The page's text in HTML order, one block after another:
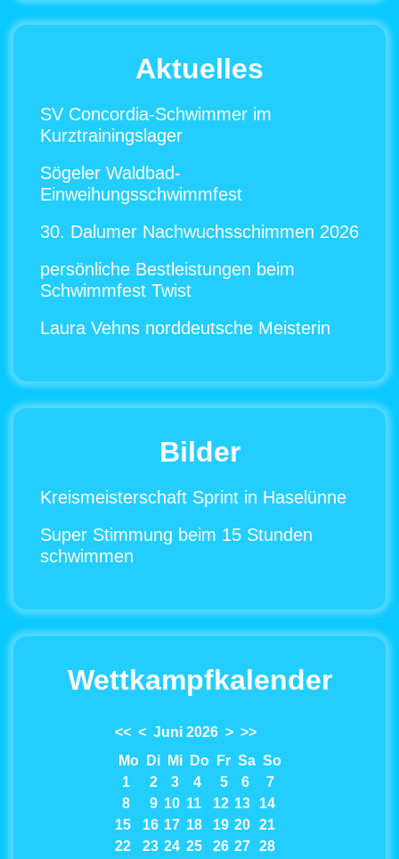
Aktuelles
SV Concordia-Schwimmer im
Kurztrainingslager
Sögeler Waldbad-
Einweihungsschwimmfest
30. Dalumer Nachwuchsschimmen 2026
persönliche Bestleistungen beim
Schwimmfest Twist
Laura Vehns norddeutsche Meisterin
Bilder
Kreismeisterschaft Sprint in Haselünne
Super Stimmung beim 15 Stunden
schwimmen
Wettkampfkalender
<< < Juni 2026 > >>
Mo
Di Mi Do Fr Sa So
1
2 3 4 5 6
7
8
9 10 11 12 13
14
15
16 17 18 19 20
21
22
23 24 25 26 27
28